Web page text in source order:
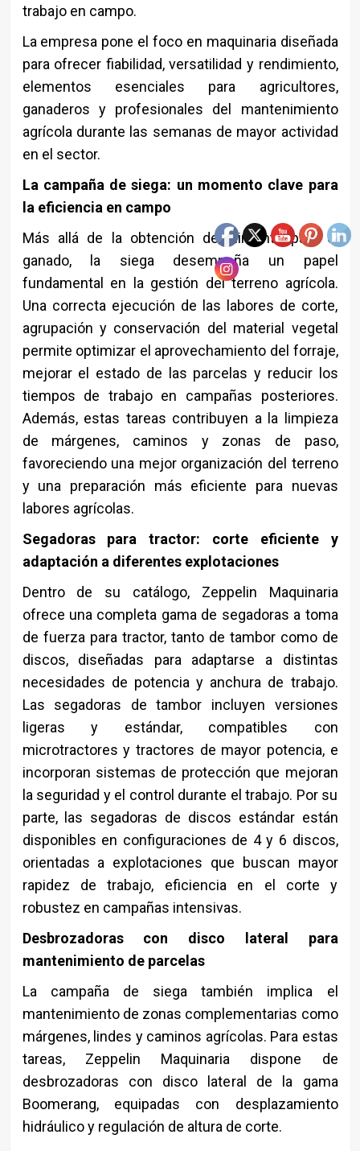
trabajo en campo.
La empresa pone el foco en maquinaria diseñada
para ofrecer fiabilidad, versatilidad y rendimiento,
elementos esenciales para agricultores,
ganaderos y profesionales del mantenimiento
agrícola durante las semanas de mayor actividad
en el sector.
La campaña de siega: un momento clave para
la eficiencia en campo
Más allá de la obtención de alimento para el
ganado, la siega desempeña un papel
fundamental en la gestión del terreno agrícola.
Una correcta ejecución de las labores de corte,
agrupación y conservación del material vegetal
permite optimizar el aprovechamiento del forraje,
mejorar el estado de las parcelas y reducir los
tiempos de trabajo en campañas posteriores.
Además, estas tareas contribuyen a la limpieza
de márgenes, caminos y zonas de paso,
favoreciendo una mejor organización del terreno
y una preparación más eficiente para nuevas
labores agrícolas.
Segadoras para tractor: corte eficiente y
adaptación a diferentes explotaciones
Dentro de su catálogo, Zeppelin Maquinaria
ofrece una completa gama de segadoras a toma
de fuerza para tractor, tanto de tambor como de
discos, diseñadas para adaptarse a distintas
necesidades de potencia y anchura de trabajo.
Las segadoras de tambor incluyen versiones
ligeras y estándar, compatibles con
microtractores y tractores de mayor potencia, e
incorporan sistemas de protección que mejoran
la seguridad y el control durante el trabajo. Por su
parte, las segadoras de discos estándar están
disponibles en configuraciones de 4 y 6 discos,
orientadas a explotaciones que buscan mayor
rapidez de trabajo, eficiencia en el corte y
robustez en campañas intensivas.
Desbrozadoras con disco lateral para
mantenimiento de parcelas
La campaña de siega también implica el
mantenimiento de zonas complementarias como
márgenes, lindes y caminos agrícolas. Para estas
tareas, Zeppelin Maquinaria dispone de
desbrozadoras con disco lateral de la gama
Boomerang, equipadas con desplazamiento
hidráulico y regulación de altura de corte.